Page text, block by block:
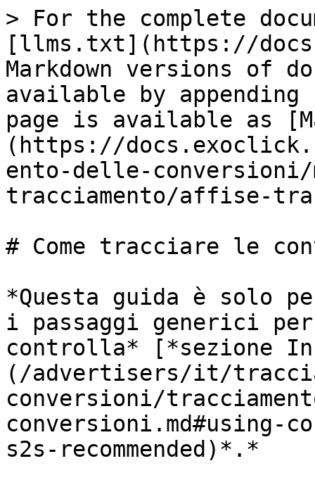
> For the complete
[llms.txt](https://
Markdown versions of
available by
page is available as
(https://
ento-delle-
tracciamento/affise-
# Come tracciare le
*Questa guida è solo
i passaggi generici
controlla* [*sezione
(/advertisers/it/
conversioni/
conversioni.md#using-
s2s-recommended)*.*